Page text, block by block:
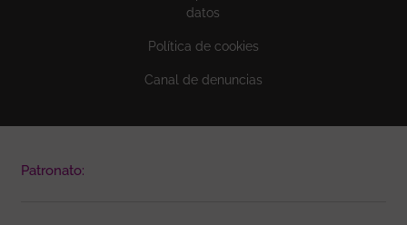
datos
Política de cookies
Canal de denuncias
Patronato: